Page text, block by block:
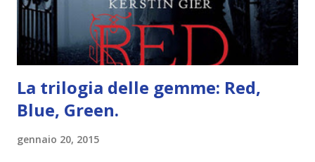
dei libri sono dei grandi lettori, fatto sta che io non ho mai
trovato una scena in ...
La trilogia delle gemme: Red,
Blue, Green.
gennaio 20, 2015